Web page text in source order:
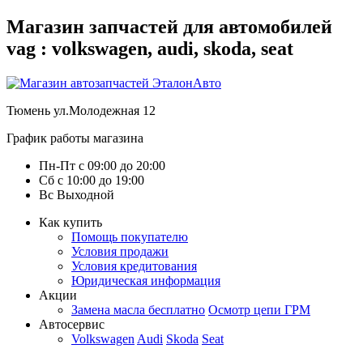
Магазин запчастей для автомобилей
vag : volkswagen, audi, skoda, seat
Тюмень ул.Молодежная 12
График работы магазина
Пн-Пт с 09:00 до 20:00
Сб с 10:00 до 19:00
Вс Выходной
Как купить
Помощь покупателю
Условия продажи
Условия кредитования
Юридическая информация
Акции
Замена масла бесплатно Осмотр цепи ГРМ
Автосервис
Volkswagen Audi Skoda Seat